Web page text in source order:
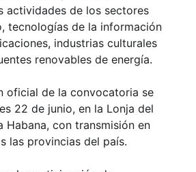
actividades de los sectores
tecnologías de la información
industrias culturales
renovables de energía.
oficial de la convocatoria se
22 de junio, en la Lonja del
Habana, con transmisión en
las provincias del país.